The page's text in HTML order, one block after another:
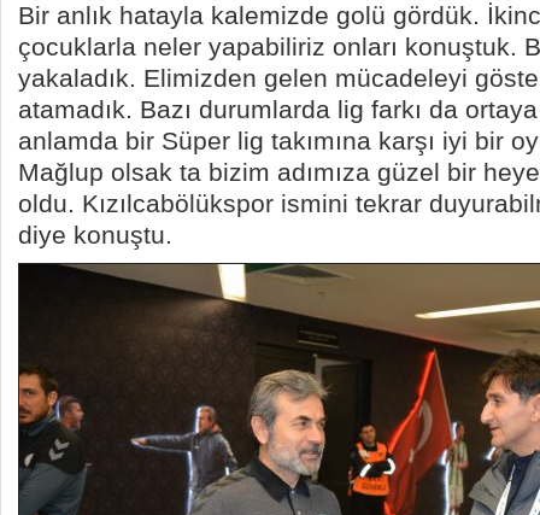
Bir anlık hatayla kalemizde golü gördük.
çocuklarla neler yapabiliriz onları konuştuk.
yakaladık. Elimizden gelen mücadeleyi
atamadık. Bazı durumlarda lig farkı da ortaya
anlamda bir Süper lig takımına karşı iyi bir
Mağlup olsak ta bizim adımıza güzel bir
oldu. Kızılcabölükspor ismini tekrar
diye konuştu.